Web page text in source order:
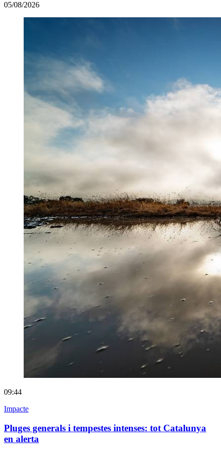
05/08/2026
09:44
Impacte
Pluges generals i tempestes intenses: tot Catalunya
en alerta